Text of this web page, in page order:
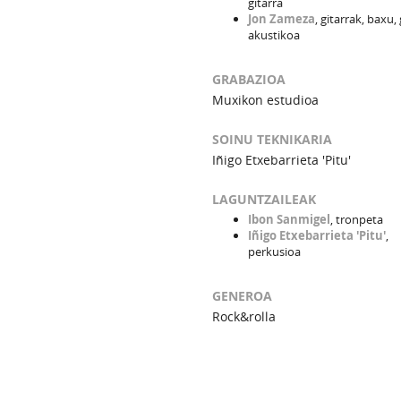
Jon Zameza, gitarrak, baxu,
akustikoa
GRABAZIOA
Muxikon estudioa
SOINU TEKNIKARIA
Iñigo Etxebarrieta 'Pitu'
LAGUNTZAILEAK
Ibon Sanmigel, tronpeta
Iñigo Etxebarrieta 'Pitu',
perkusioa
GENEROA
Rock&rolla